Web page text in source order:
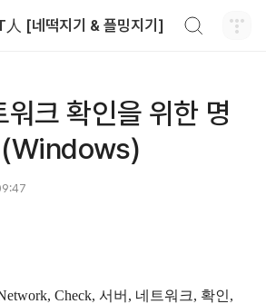
人 [네떡지기 & 플밍지기]
크 확인을 위한 명
Check, 서버, 네트워크, 확인,